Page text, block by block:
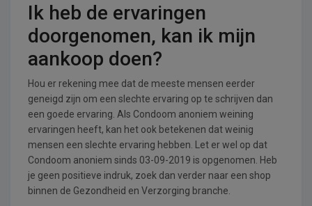
Ik heb de ervaringen
doorgenomen, kan ik mijn
aankoop doen?
Hou er rekening mee dat de meeste mensen eerder
geneigd zijn om een slechte ervaring op te schrijven dan
een goede ervaring. Als Condoom anoniem weining
ervaringen heeft, kan het ook betekenen dat weinig
mensen een slechte ervaring hebben. Let er wel op dat
Condoom anoniem sinds 03-09-2019 is opgenomen. Heb
je geen positieve indruk, zoek dan verder naar een shop
binnen de Gezondheid en Verzorging branche.